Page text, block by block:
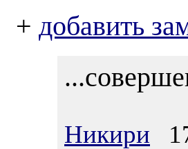
+ добавить
Никири